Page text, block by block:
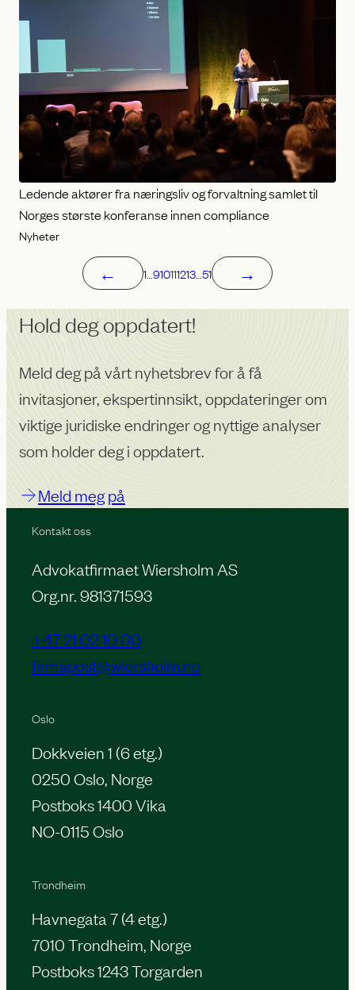
Ledende aktører fra næringsliv og forvaltning samlet til
Norges største konferanse innen compliance
Nyheter
← 1 910111213 51 →
Hold deg oppdatert!
Meld deg på vårt nyhetsbrev for å få
invitasjoner, ekspertinnsikt, oppdateringer om
viktige juridiske endringer og nyttige analyser
som holder deg i oppdatert.
Meld meg på
Kontakt oss
Advokatfirmaet Wiersholm AS
Org.nr. 981371593
+47 21 02 10 00
firmapost@wiersholm.no
Oslo
Dokkveien 1 (6 etg.)
0250 Oslo, Norge
Postboks 1400 Vika
NO-0115 Oslo
Trondheim
Havnegata 7 (4 etg.)
7010 Trondheim, Norge
Postboks 1243 Torgarden